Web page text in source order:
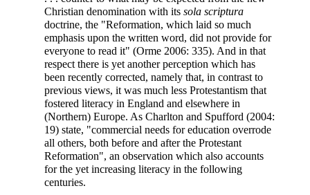
Christian denomination with its sola scriptura
doctrine, the "Reformation, which laid so much
emphasis upon the written word, did not provide for
everyone to read it" (Orme 2006: 335). And in that
respect there is yet another perception which has
been recently corrected, namely that, in contrast to
previous views, it was much less Protestantism that
fostered literacy in England and elsewhere in
(Northern) Europe. As Charlton and Spufford (2004:
19) state, "commercial needs for education overrode
all others, both before and after the Protestant
Reformation", an observation which also accounts
for the yet increasing literacy in the following
centuries.